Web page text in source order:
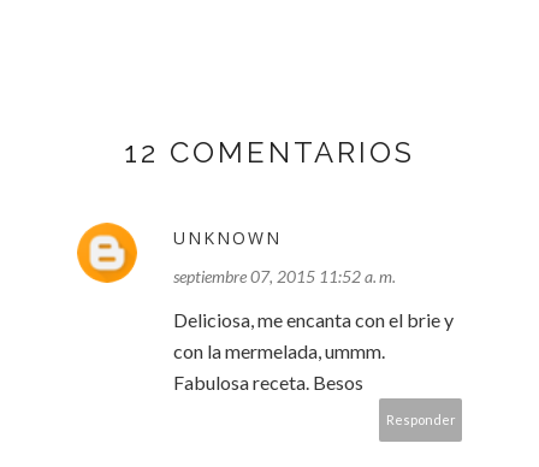
12 COMENTARIOS
UNKNOWN
septiembre 07, 2015 11:52 a. m.
Deliciosa, me encanta con el brie y
con la mermelada, ummm.
Fabulosa receta. Besos
Responder